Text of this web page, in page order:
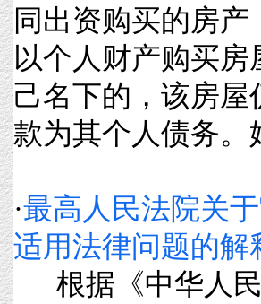
同出资购买的房
以个人财产购买
己名下的，该房
款为其个人债务。
·最高人民法院关
适用法律问题的解
根据《中华人民